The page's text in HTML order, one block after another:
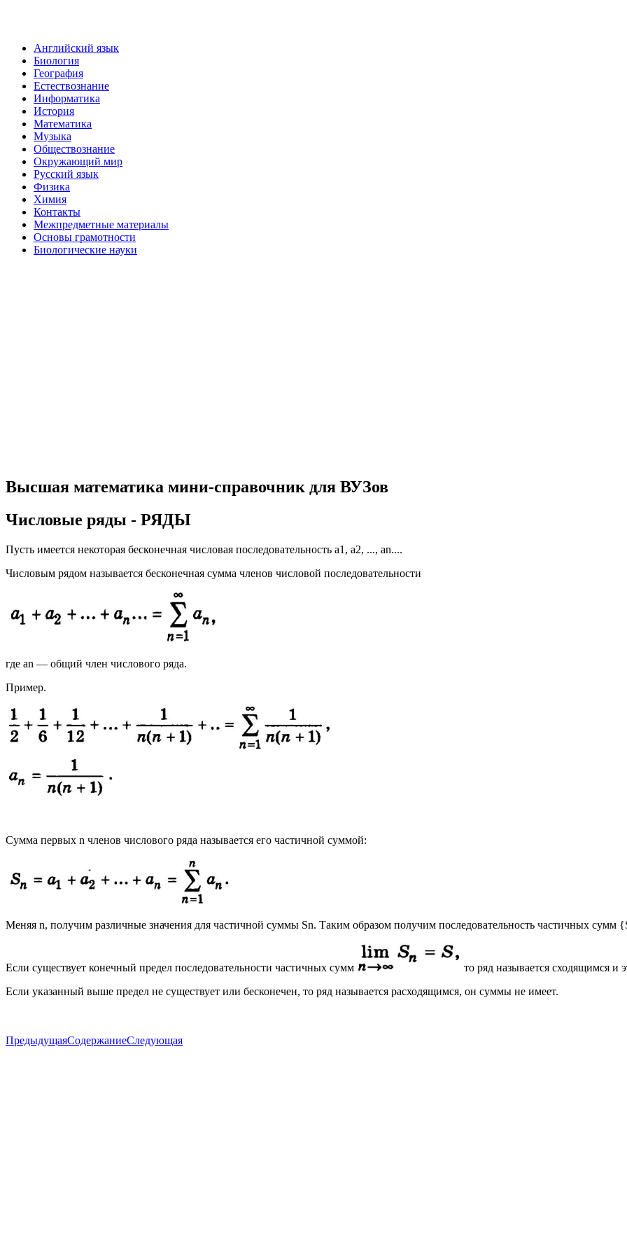
Английский язык
Биология
География
Естествознание
Информатика
История
Математика
Музыка
Обществознание
Окружающий мир
Русский язык
Физика
Химия
Контакты
Межпредметные материалы
Основы грамотности
Биологические науки
Высшая математика мини-справочник для ВУЗов
Числовые ряды - РЯДЫ
Пусть имеется некоторая бесконечная числовая последовательность а1, а2, ..., an....
Числовым рядом называется бесконечная сумма членов числовой последовательности
где аn — общий член числового ряда.
Пример.
Сумма первых n членов числового ряда называется его частичной суммой:
Меняя n, получим различные значения для частичной суммы Sn. Таким образом получим последовательность частичных сумм
Если существует конечный предел последовательности частичных сумм
то ряд называется сходящимся и
Если указанный выше предел не существует или бесконечен, то ряд называется расходящимся, он суммы не имеет.
ПредыдущаяСодержаниеСледующая